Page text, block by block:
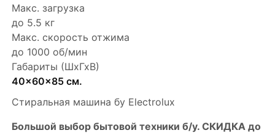
Макс. загрузка
до 5.5 кг
Макс. скорость отжима
до 1000 об/мин
Габариты (ШхГхВ)
40x60x85 см.
Стиральная машина бу Electrolux
Бoльшой выбоp бытовой техники б/у. СКИДКА до